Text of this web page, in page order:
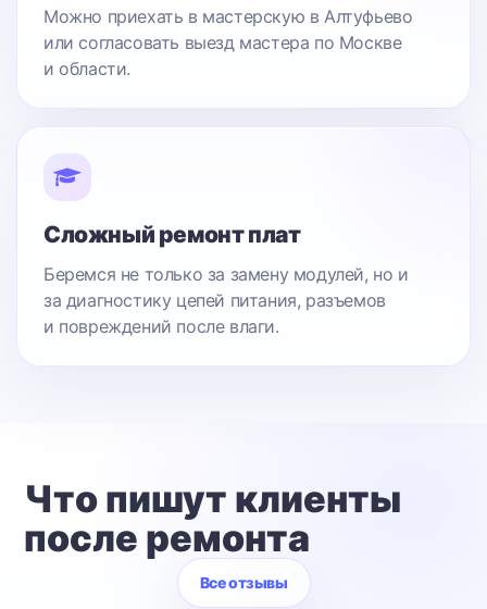
Можно приехать в мастерскую в Алтуфьево
или согласовать выезд мастера по Москве
и области.
Сложный ремонт плат
Беремся не только за замену модулей, но и
за диагностику цепей питания, разъемов
и повреждений после влаги.
Что пишут клиенты
после ремонта
Все отзывы